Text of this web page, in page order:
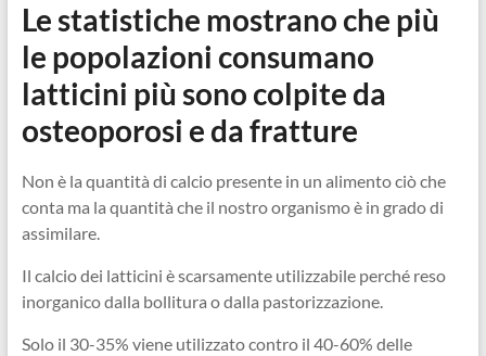
Le statistiche mostrano che più
le popolazioni consumano
latticini più sono colpite da
osteoporosi e da fratture
Non è la quantità di calcio presente in un alimento ciò che
conta ma la quantità che il nostro organismo è in grado di
assimilare.
Il calcio dei latticini è scarsamente utilizzabile perché reso
inorganico dalla bollitura o dalla pastorizzazione.
Solo il 30-35% viene utilizzato contro il 40-60% delle